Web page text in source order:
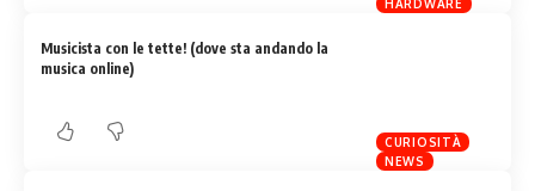
HARDWARE
CURIOSITÀ
NEWS
Musicista con le tette! (dove sta andando la
musica online)